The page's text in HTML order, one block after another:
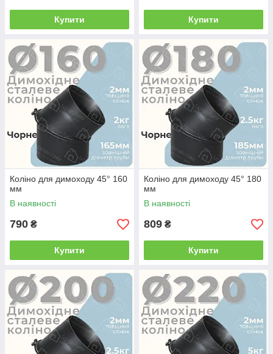
Купити Купити
Коліно для димоходу 45° 160
мм
В наявності
790 ₴
Купити
Коліно для димоходу 45° 180
мм
В наявності
809 ₴
Купити